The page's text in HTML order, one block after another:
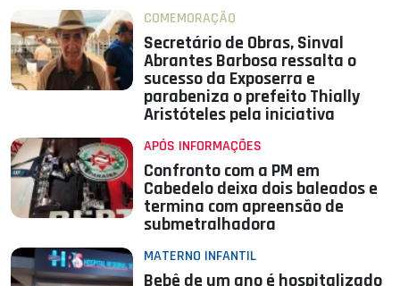
COMEMORAÇÃO
Secretário de Obras, Sinval
Abrantes Barbosa ressalta o
sucesso da Exposerra e
parabeniza o prefeito Thially
Aristóteles pela iniciativa
APÓS INFORMAÇÕES
Confronto com a PM em
Cabedelo deixa dois baleados e
termina com apreensão de
submetralhadora
MATERNO INFANTIL
Bebê de um ano é hospitalizado